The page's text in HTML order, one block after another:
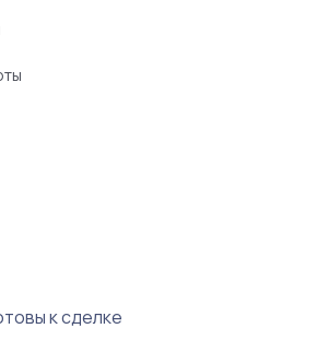
к сделке